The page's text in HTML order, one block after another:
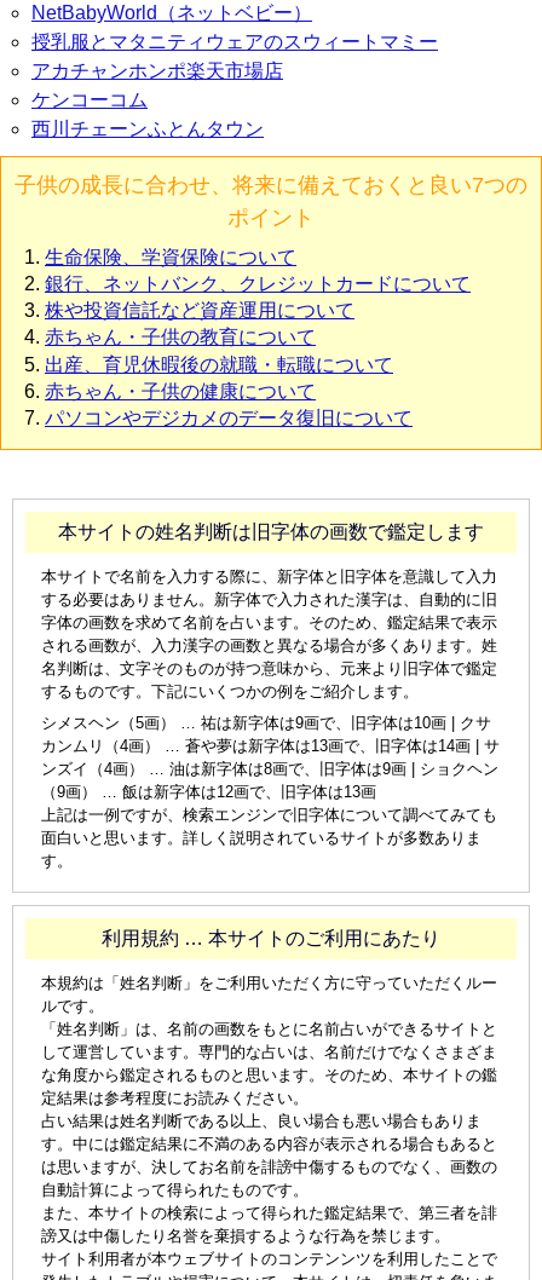
NetBabyWorld（ネットベビー）
授乳服とマタニティウェアのスウィートマミー
アカチャンホンポ楽天市場店
ケンコーコム
西川チェーンふとんタウン
子供の成長に合わせ、将来に備えておくと良い7つの
ポイント
生命保険、学資保険について
銀行、ネットバンク、クレジットカードについて
株や投資信託など資産運用について
赤ちゃん・子供の教育について
出産、育児休暇後の就職・転職について
赤ちゃん・子供の健康について
パソコンやデジカメのデータ復旧について
本サイトの姓名判断は旧字体の画数で鑑定します
本サイトで名前を入力する際に、新字体と旧字体を意識して入力
する必要はありません。新字体で入力された漢字は、自動的に旧
字体の画数を求めて名前を占います。そのため、鑑定結果で表示
される画数が、入力漢字の画数と異なる場合が多くあります。姓
名判断は、文字そのものが持つ意味から、元来より旧字体で鑑定
するものです。下記にいくつかの例をご紹介します。
シメスヘン（5画） … 祐は新字体は9画で、旧字体は10画 | クサ
カンムリ（4画） … 蒼や夢は新字体は13画で、旧字体は14画 | サ
ンズイ（4画） … 油は新字体は8画で、旧字体は9画 | ショクヘン
（9画） … 飯は新字体は12画で、旧字体は13画
上記は一例ですが、検索エンジンで旧字体について調べてみても
面白いと思います。詳しく説明されているサイトが多数ありま
す。
利用規約 … 本サイトのご利用にあたり
本規約は「姓名判断」をご利用いただく方に守っていただくルー
ルです。
「姓名判断」は、名前の画数をもとに名前占いができるサイトと
して運営しています。専門的な占いは、名前だけでなくさまざま
な角度から鑑定されるものと思います。そのため、本サイトの鑑
定結果は参考程度にお読みください。
占い結果は姓名判断である以上、良い場合も悪い場合もありま
す。中には鑑定結果に不満のある内容が表示される場合もあると
は思いますが、決してお名前を誹謗中傷するものでなく、画数の
自動計算によって得られたものです。
また、本サイトの検索によって得られた鑑定結果で、第三者を誹
謗又は中傷したり名誉を棄損するような行為を禁じます。
サイト利用者が本ウェブサイトのコンテンンツを利用したことで